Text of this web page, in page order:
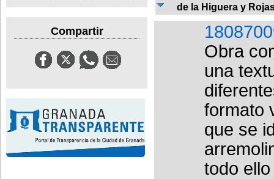
Compartir
de la Higuera y
Obra
una
formato
que se
todo